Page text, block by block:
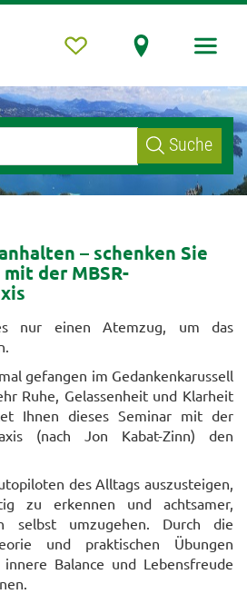
Suche
– schenken Sie
der MBSR-
nur einen Atemzug, um das
gefangen im Gedankenkarussell
Ruhe, Gelassenheit und Klarheit
Ihnen dieses Seminar mit der
(nach Jon Kabat-Zinn) den
des Alltags auszusteigen,
zu erkennen und achtsamer,
selbst umzugehen. Durch die
und praktischen Übungen
Balance und Lebensfreude